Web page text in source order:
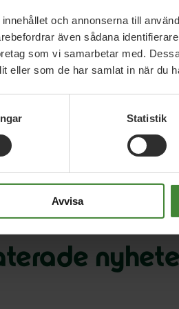
och annonserna till
även sådana
som vi samarbetar med.
eller som de har samlat in när du
Statistik
Avvisa
lärorik förmiddag för
Martin Bagge (ej på bilden).
kunskap som möjligt för